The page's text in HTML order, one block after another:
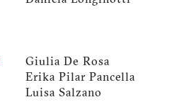
Giulia De Rosa
Erika Pilar Pancella
Luisa Salzano